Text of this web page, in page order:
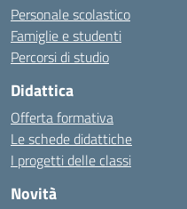
Personale scolastico
Famiglie e studenti
Percorsi di studio
Didattica
Offerta formativa
Le schede didattiche
I progetti delle classi
Novità